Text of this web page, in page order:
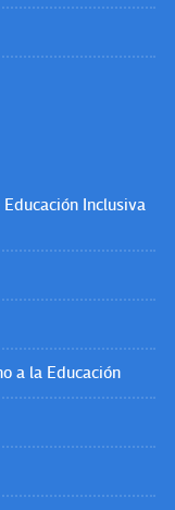
Inclusiva
a la Educación